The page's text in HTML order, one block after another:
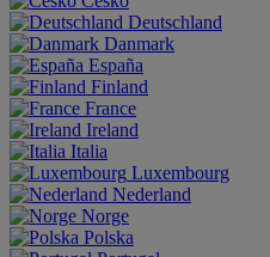
Deutschland
Danmark
España
Finland
France
Ireland
Italia
Luxembourg
Nederland
Norge
Polska